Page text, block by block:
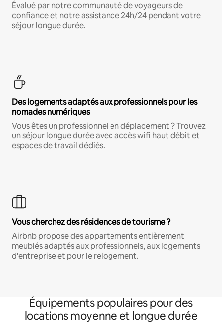
Évalué par notre communauté de voyageurs de
confiance et notre assistance 24h/24 pendant votre
séjour longue durée.
Des logements adaptés aux professionnels pour les
nomades numériques
Vous êtes un professionnel en déplacement ? Trouvez
un séjour longue durée avec accès wifi haut débit et
espaces de travail dédiés.
Vous cherchez des résidences de tourisme ?
Airbnb propose des appartements entièrement
meublés adaptés aux professionnels, aux logements
d'entreprise et pour le relogement.
Équipements populaires pour des
locations moyenne et longue durée